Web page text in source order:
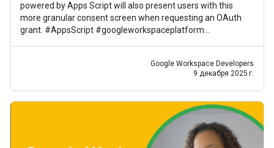
powered by Apps Script will also present users with this
more granular consent screen when requesting an OAuth
grant. #AppsScript #googleworkspaceplatform
Google Workspace Developers
9 декабря 2025 г.